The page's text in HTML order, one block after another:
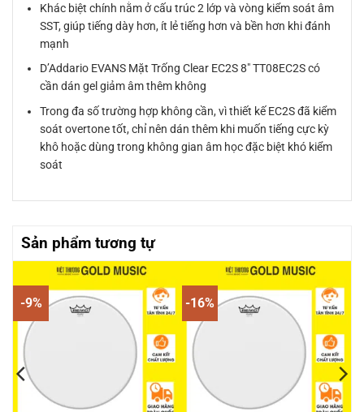
Khác biệt chính nằm ở cấu trúc 2 lớp và vòng kiểm soát âm
SST, giúp tiếng dày hơn, ít lẻ tiếng hơn và bền hơn khi đánh
mạnh
D’Addario EVANS Mặt Trống Clear EC2S 8″ TT08EC2S có
cần dán gel giảm âm thêm không
Trong đa số trường hợp không cần, vì thiết kế EC2S đã kiểm
soát overtone tốt, chỉ nên dán thêm khi muốn tiếng cực kỳ
khô hoặc dùng trong không gian âm học đặc biệt khó kiểm
soát
Sản phẩm tương tự
-9% -16%